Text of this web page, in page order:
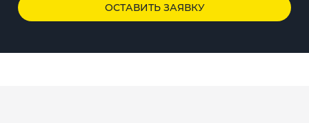
ОСТАВИТЬ ЗАЯВКУ